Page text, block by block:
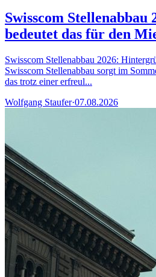
Swisscom Stellenabbau
bedeutet das für den
Swisscom Stellenabbau 2026:
Swisscom Stellenabbau sorgt im
das trotz einer erfreul...
Wolfgang Staufer·07.08.2026